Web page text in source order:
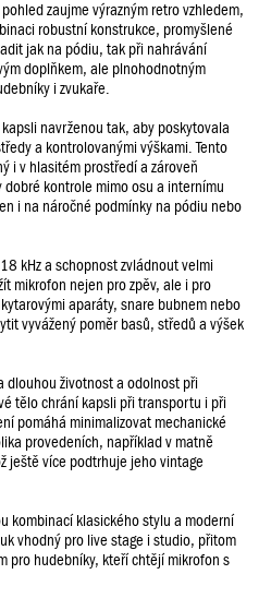
zaujme výrazným retro vzhledem,
robustní konstrukce, promyšlené
jak na pódiu, tak při nahrávání
doplňkem, ale plnohodnotným
i zvukaře.
navrženou tak, aby poskytovala
a kontrolovanými výškami. Tento
i v hlasitém prostředí a zároveň
dobré kontrole mimo osu a internímu
i na náročné podmínky na pódiu nebo
kHz a schopnost zvládnout velmi
mikrofon nejen pro zpěv, ale i pro
aparáty, snare bubnem nebo
vyvážený poměr basů, středů a výšek
dlouhou životnost a odolnost při
tělo chrání kapsli při transportu i při
pomáhá minimalizovat mechanické
provedeních, například v matně
ještě více podtrhuje jeho vintage
kombinací klasického stylu a moderní
vhodný pro live stage i studio, přitom
pro hudebníky, kteří chtějí mikrofon s